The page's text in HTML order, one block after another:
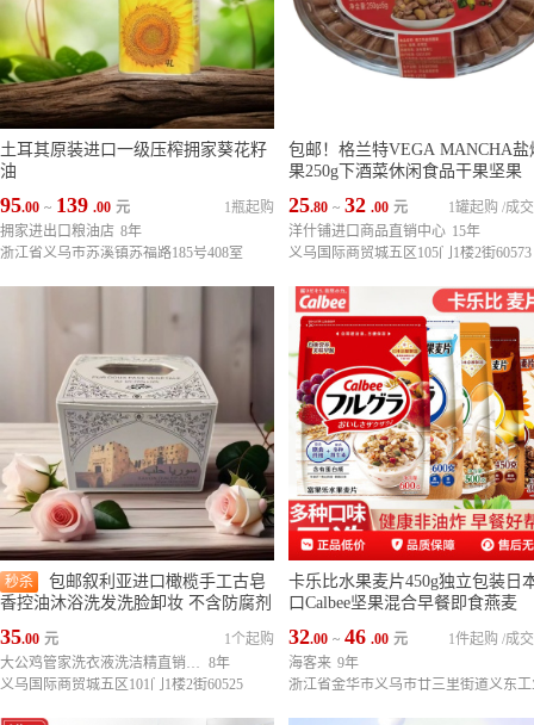
土耳其原装进口一级压榨拥家葵花籽
油
95.00 ~ 139 .00 元
1瓶起购
拥家进出口粮油店 8年
浙江省义乌市苏溪镇苏福路185号408室
包邮！格兰特VEGA MANCHA盐
果250g下酒菜休闲食品干果坚果
25.80 ~ 32 .00 元 成
1罐起购 /
洋什铺进口商品直销中心 15年
义乌国际商贸城五区105门1楼2街60573
秒杀
包邮叙利亚进口橄榄手工古皂
香控油沐浴洗发洗脸卸妆 不含防腐剂
35.00 元
1个起购
大公鸡管家洗衣液洗洁精直销中心 8年
义乌国际商贸城五区101门1楼2街60525
卡乐比水果麦片450g独立包装日
口Calbee坚果混合早餐即食燕麦
32.00 ~ 46 .00 元 成
1件起购 /
海客来 9年